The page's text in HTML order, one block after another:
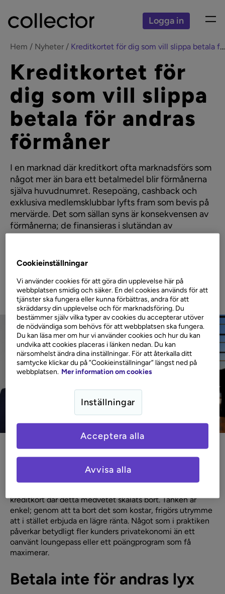
Logga in
Hem Nyheter Kreditkortet för dig som vill slippa betala för andras förmåner
Kreditkortet för
dig som vill slippa
betala för andras
förmåner
I en marknad där kreditkort ofta marknadsförs som
något mer än bara ett betalmedel blir förmånerna
själva huvudnumret. Resepoäng, cashback och
exklusiva medlemsklubbar lyfts fram som bevis på
mervärde. Det som sällan syns är konsekvensen av
förmånerna; de finansieras i slutändan av
användarna själva, antingen genom högre räntor
har möjligheten att nyttja alla fördelar fullt ut, blir
kortanvändare.
17 mars 2026
Det är mot den bakgrunden vi nu väljer att gå en annan
kreditkort där detta medvetet skalats bort. Tanken är
enkel; genom att ta bort det som kostar, frigörs utrymme
att i stället erbjuda en lägre ränta. Något som i praktiken
påverkar betydligt fler kunders privatekonomi än ett
oanvänt loungepass eller ett poängprogram som få
maximerar.
Betala inte för andras lyx
Cookieinställningar
Vi använder cookies för att göra din upplevelse här på
webbplatsen smidig och säker. En del cookies används för att
tjänster ska fungera eller kunna förbättras, andra för att
skräddarsy din upplevelse och för marknadsföring. Du
bestämmer själv vilka typer av cookies du accepterar utöver
de nödvändiga som behövs för att webbplatsen ska fungera.
Du kan läsa mer om hur vi använder cookies och hur du kan
undvika att cookies placeras i länken nedan. Du kan
närsomhelst ändra dina inställningar. För att återkalla ditt
samtycke klickar du på ”Cookieinställningar” längst ned på
webbplatsen. Mer information om cookies
Inställningar
Avvisa alla
Acceptera alla